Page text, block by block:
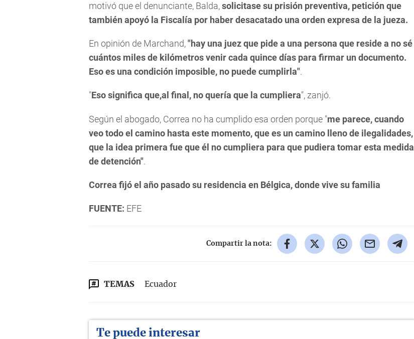
motivó que el denunciante, Balda,solicitase su prisión preventiva, petición que
también apoyó la Fiscalía por haber desacatado una orden expresa de la jueza.
En opinión de Marchand,"hay una juez que pide a una persona que reside a no sé
cuántos miles de kilómetros venir cada quince días para firmar un documento.
Eso es una condición imposible, no puede cumplirla".
"Eso significa que,al final, no quería que la cumpliera", zanjó.
Según el abogado, Correa no ha cumplido esa orden porque "me parece, cuando
veo todo el camino hasta este momento, que es un camino lleno de ilegalidades,
que la idea primera fue que él no cumpliera para que pudiera tomar esta medida
de detención".
Correa fijó el año pasado su residencia en Bélgica, donde vive su familia
FUENTE: EFE
Compartir la nota:
TEMAS Ecuador
Te puede interesar